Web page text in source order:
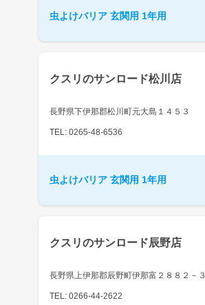
虫よけバリア 玄関用 1年用
クスリのサンロード松川店
長野県下伊那郡松川町元大島１４５３
TEL: 0265-48-6536
虫よけバリア 玄関用 1年用
クスリのサンロード辰野店
長野県上伊那郡辰野町伊那富２８８２－３
TEL: 0266-44-2622